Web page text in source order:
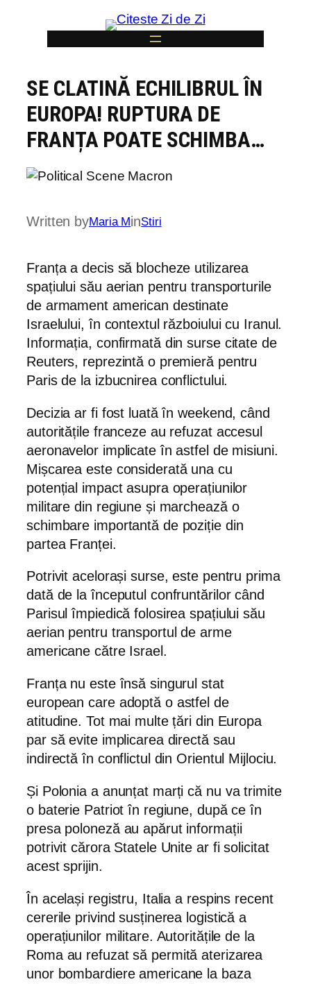
content
SE CLATINĂ ECHILIBRUL ÎN
EUROPA! RUPTURA DE
FRANȚA POATE SCHIMBA…
Written byMaria MinStiri
Franța a decis să blocheze utilizarea
spațiului său aerian pentru transporturile
de armament american destinate
Israelului, în contextul războiului cu Iranul.
Informația, confirmată din surse citate de
Reuters, reprezintă o premieră pentru
Paris de la izbucnirea conflictului.
Decizia ar fi fost luată în weekend, când
autoritățile franceze au refuzat accesul
aeronavelor implicate în astfel de misiuni.
Mișcarea este considerată una cu
potențial impact asupra operațiunilor
militare din regiune și marchează o
schimbare importantă de poziție din
partea Franței.
Potrivit acelorași surse, este pentru prima
dată de la începutul confruntărilor când
Parisul împiedică folosirea spațiului său
aerian pentru transportul de arme
americane către Israel.
Franța nu este însă singurul stat
european care adoptă o astfel de
atitudine. Tot mai multe țări din Europa
par să evite implicarea directă sau
indirectă în conflictul din Orientul Mijlociu.
Și Polonia a anunțat marți că nu va trimite
o baterie Patriot în regiune, după ce în
presa poloneză au apărut informații
potrivit cărora Statele Unite ar fi solicitat
acest sprijin.
În același registru, Italia a respins recent
cererile privind susținerea logistică a
operațiunilor militare. Autoritățile de la
Roma au refuzat să permită aterizarea
unor bombardiere americane la baza